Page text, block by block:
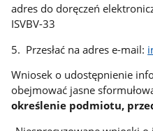
adres do doręczeń
ISVBV-33
5. Przesłać na adres e-mail:
Wniosek o udostępnienie
obejmować jasne
określenie podmiotu,